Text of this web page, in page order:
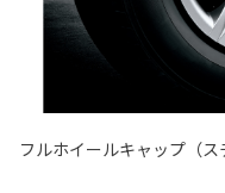
フルホイールキャップ（ス